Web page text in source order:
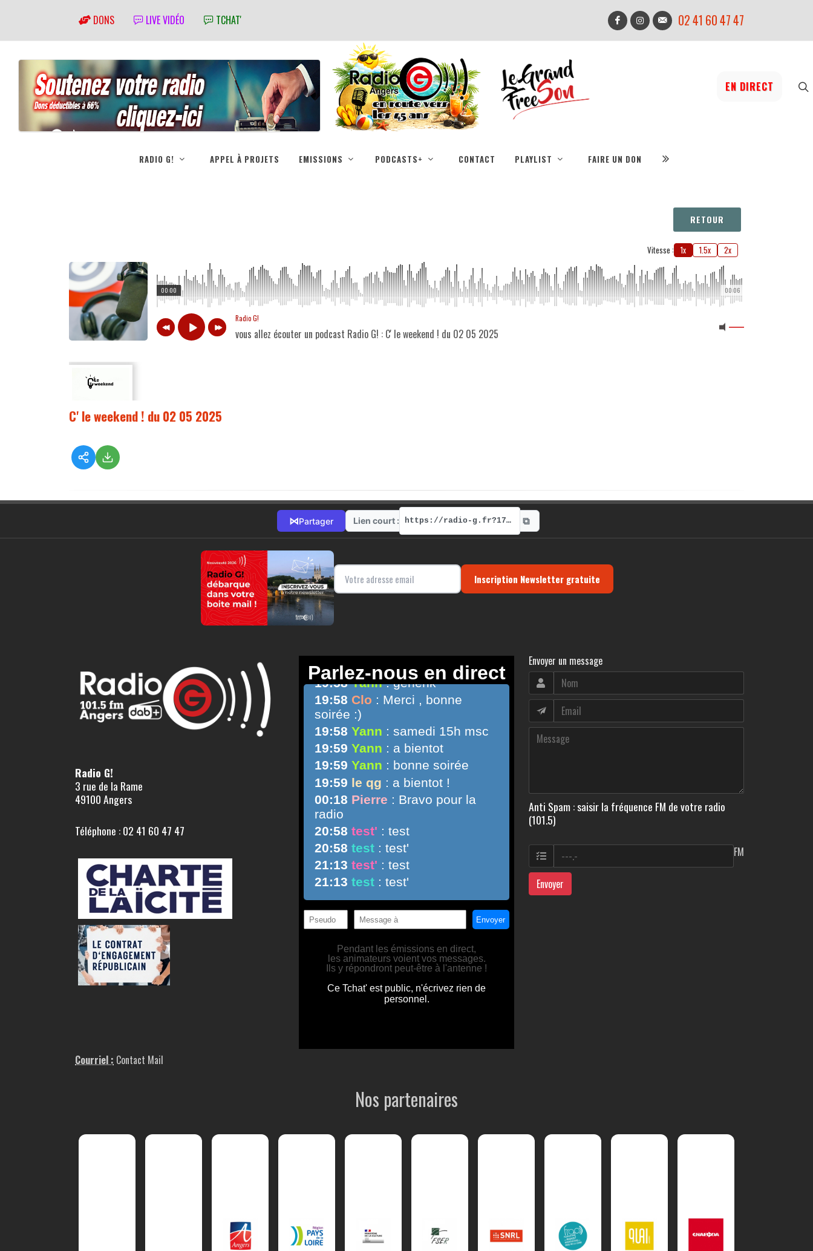
DONS LIVE VIDÉO TCHAT' 02 41 60 47 47
EN DIRECT
RADIO G! APPEL À PROJETS EMISSIONS PODCASTS+ CONTACT PLAYLIST FAIRE UN DON
RETOUR
Vitesse : 1x 1.5x 2x
00:06
00:00
Radio G!
vous allez écouter un podcast Radio G! : C' le weekend ! du 02 05 2025
C' le weekend ! du 02 05 2025
⋈Partager Lien court : https://radio-g.fr?17468 ⧉
Inscription Newsletter gratuite
Radio G!
3 rue de la Rame
49100 Angers
Téléphone : 02 41 60 47 47
Courriel : Contact Mail
Envoyer un message
Anti Spam : saisir la fréquence FM de votre radio
(101.5)
FM
Envoyer
Nos partenaires